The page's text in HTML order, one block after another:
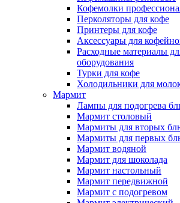
Кофемолки
Перколяторы для кофе
Принтеры для кофе
Аксессуары для
Расходные материалы
оборудования
Турки для кофе
Холодильники для
Мармит
Лампы для подогрева
Мармит столовый
Мармиты для вторых
Мармиты для первых
Мармит водяной
Мармит для шоколада
Мармит настольный
Мармит передвижной
Мармит с подогревом